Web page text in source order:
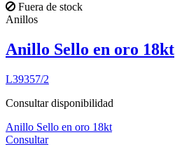
Fuera de stock
Anillos
Anillo Sello en oro 18kt
L39357/2
Consultar disponibilidad
Anillo Sello en oro 18kt
Consultar